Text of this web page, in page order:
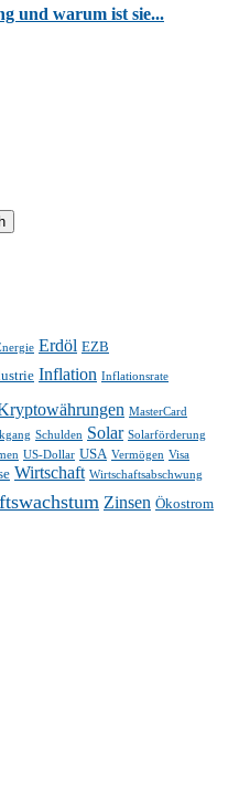
und warum ist sie...
Erdöl EZB
Inflation Inflationsrate
MasterCard
Schulden Solar Solarförderung
US-Dollar USA Vermögen Visa
Wirtschaft Wirtschaftsabschwung
Zinsen Ökostrom